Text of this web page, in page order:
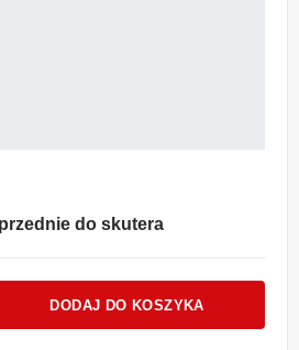
do skutera
DODAJ DO KOSZYKA